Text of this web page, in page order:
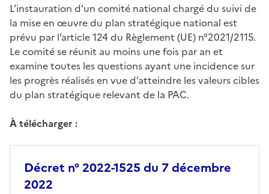
L’instauration d’un comité national chargé du suivi de
la mise en œuvre du plan stratégique national est
prévu par l’article 124 du Règlement (UE) n°2021/2115.
Le comité se réunit au moins une fois par an et
examine toutes les questions ayant une incidence sur
les progrès réalisés en vue d’atteindre les valeurs cibles
du plan stratégique relevant de la PAC.
À télécharger :
Décret n° 2022-1525 du 7 décembre
2022